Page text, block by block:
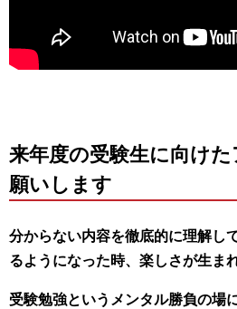
来年度の受験生に向け
願いします
分からない内容を徹底的に理解し
るようになった時、楽しさが生ま
受験勉強というメンタル勝負の場